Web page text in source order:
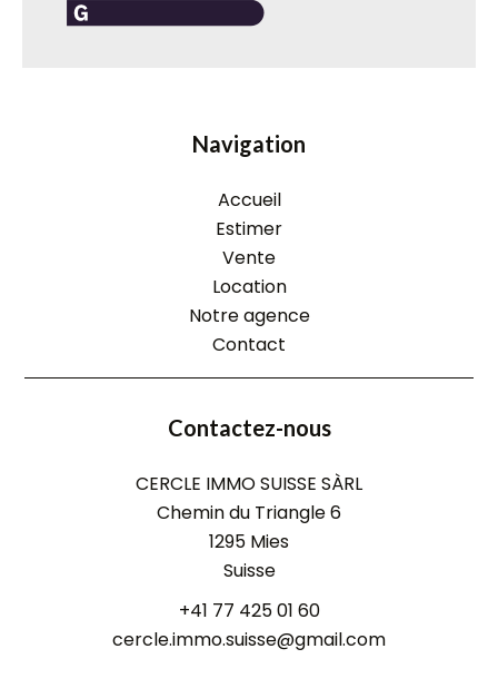
Navigation
Accueil
Estimer
Vente
Location
Notre agence
Contact
Contactez-nous
CERCLE IMMO SUISSE SÀRL
Chemin du Triangle 6
1295 Mies
Suisse
+41 77 425 01 60
cercle.immo.suisse@gmail.com